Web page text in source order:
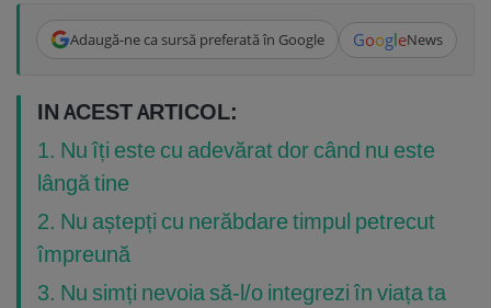
Adaugă-ne ca sursă preferată în Google GoogleNews
IN ACEST ARTICOL:
1. Nu îți este cu adevărat dor când nu este
lângă tine
2. Nu aștepți cu nerăbdare timpul petrecut
împreună
3. Nu simți nevoia să-l/o integrezi în viața ta